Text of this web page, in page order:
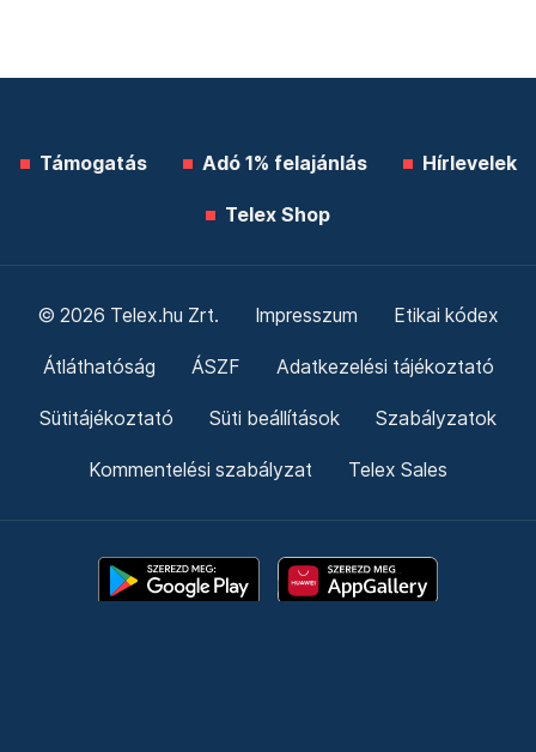
Támogatás Adó 1% felajánlás Hírlevelek
Telex Shop
© 2026 Telex.hu Zrt. Impresszum Etikai kódex
Átláthatóság ÁSZF Adatkezelési tájékoztató
Sütitájékoztató Süti beállítások Szabályzatok
Kommentelési szabályzat Telex Sales